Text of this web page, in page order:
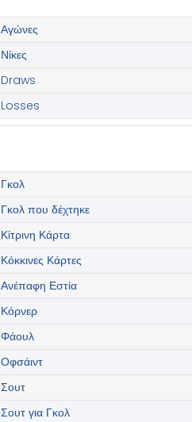
Αγώνες
Νίκες
Draws
Losses
Γκολ
Γκολ που δέχτηκε
Κίτρινη Κάρτα
Κόκκινες Κάρτες
Ανέπαφη Εστία
Κόρνερ
Φάουλ
Οφσάιντ
Σουτ
Σουτ για Γκολ